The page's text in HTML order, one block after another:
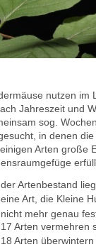
nutzen im
Jahreszeit und
sog.
in denen
Arten große
der Artenbestand
eine Art, die Kleine
nicht mehr genau
17 Arten vermehren
18 Arten überwintern